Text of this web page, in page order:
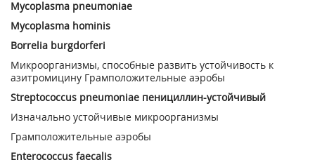
Mycoplasma pneumoniae
Mycoplasma hominis
Borrelia burgdorferi
Микроорганизмы, способные развить устойчивость к
азитромицину Грамположительные аэробы
Streptococcus pneumoniae пенициллин-устойчивый
Изначально устойчивые микроорганизмы
Грамположительные аэробы
Enterococcus faecalis